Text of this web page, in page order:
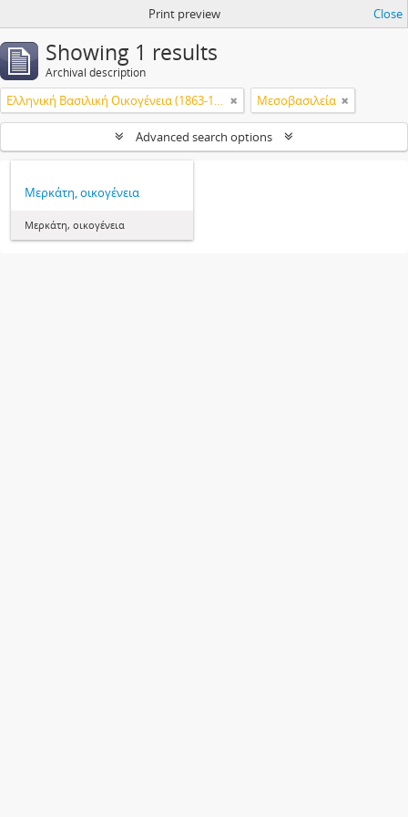
Print preview Close
Showing 1 results
Archival description
Ελληνική Βασιλική Οικογένεια (1863-1974) Μεσοβασιλεία
Advanced search options
Μερκάτη, οικογένεια
Μερκάτη, οικογένεια